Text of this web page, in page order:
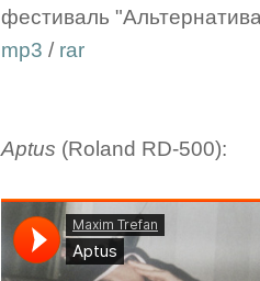
фестиваль
mp3 / rar
Aptus (Roland RD-500):